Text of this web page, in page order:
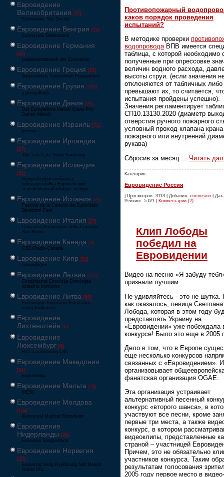
Евровидение
Великобритания [67]
Eurovision: You Decide
Евровидение Венгрия [22]
Eurovíziós Dalfesztivá
Евровидение Германия
[80]
Liederwettbewerb der Eurovision
Евровидение Греция [52]
Διαγωνισμός Τραγουδιού Ευρώεικονα
Евровидение Грузия [122]
ევროვიზიის
Евровидение Дания [29]
Det Europæiske Melodi Grand Prix
Dansk Melodi
Евровидение Израиль [71]
‏אירוויזיון
Евровидение Ирландия
[27]
The Late Late Show Eurosong
Евровидение Исландия
[21]
Söngvakeppni evrópskra
sjónvarpsstöðva Европейский
телевизионный конкурс певцов
Евровидение Испания [79]
Festival de la Canción de Eurovisión
Benidorm Fest
Евровидение Италия [27]
Concorso Eurovisione della Canzone
San Remo
Евровидение Канада [3]
CBC/Radio-Canada
Евровидение Кипр [52]
Γιουροβίζιον
Евровидение Латвия [125]
Eirodziesma Eirovīzija Eirovīzijas
dziesmu konkurss
Евровидение Литва [65]
Eurovizijoje Eurovizija Eurovizijos
dainų konkursas
Евровидение
Лихтенштейн [6]
Евровидение
Люксембург [6]
RTL Luxembourg LSC
Евровидение Македония
[24]
Евровизија
Евровидение Мальта [51]
MESC
Евровидение Молдова
[134]
Concursul Muzical Eurovision
Евровидение
Нидерланды [26]
Eurovisie Songfestival
Евровидение Норвегия
[39]
Eurosong Sang Ryddesalg Nrk Melodi
Grand Prix
Противопожарный
каков порядок проведения
испытаний?
В методике проверки
водопроводаВПВ имеется
таблица, с которой необходимо
полученные при опрессовке
величин водного расхода,
высоты струи. (если значения
отклоняются от табличных либо
превышают их, то считается,
испытания пройдены успешно).
Значения регламентирует
СП10.13130.2020 (диаметр
отверстия ручного пожарного
условный проход клапана крана
пожарного или внутренний
рукава)
Сбросив за месяц
Читать
Категория:
Евровидение Россия
| Просмотров: 3113 | Добавил: eurovision |
Рейтинг: 5.0/1 | Комментарии (2)
Клип Лободы
победил на
Евровидении
Видео на песню «Я забуду
признали лучшим.
Не удивляйтесь - это не шутка.
как оказалось, певица Светлана
Лобода, которая в этом году
представлять Украину на
«Евровидении» уже побеждала
конкурсе! Было это еще в 2005
Дело в том, что в Европе
еще несколько конкурсов
связанных с «Евровидением».
организовывает
фанатская организация OGAE.
Эта организация устраивает
альтернативный песенный
конкурс «второго шанса», в
участвуют все песни, кроме
первые три места, а также
конкурс, в котором
видеоклипы, представленные
страной – участницей
Причем, это не обязательно
участников конкурса. Таким
результатам голосования
2005 году первое место в видео-